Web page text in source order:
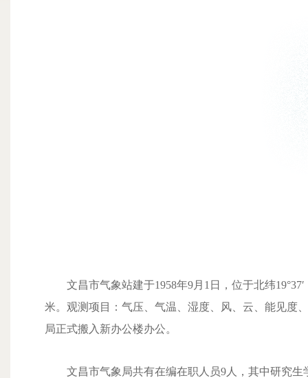
文昌市气象站建于1958年9月1日，位于北纬19°37′
米。观测项目：气压、气温、湿度、风、云、能见度
局正式搬入新办公楼办公。
文昌市气象局共有在编在职人员9人，其中研究生